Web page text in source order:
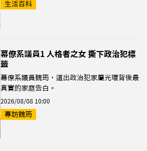
生活百科
幕僚系議員1 人格者之女 撕下政治犯標
籤
幕僚系議員魏筠，道出政治犯家屬光環背後最
真實的家庭告白。
2026/08/08 10:00
專訪魏筠